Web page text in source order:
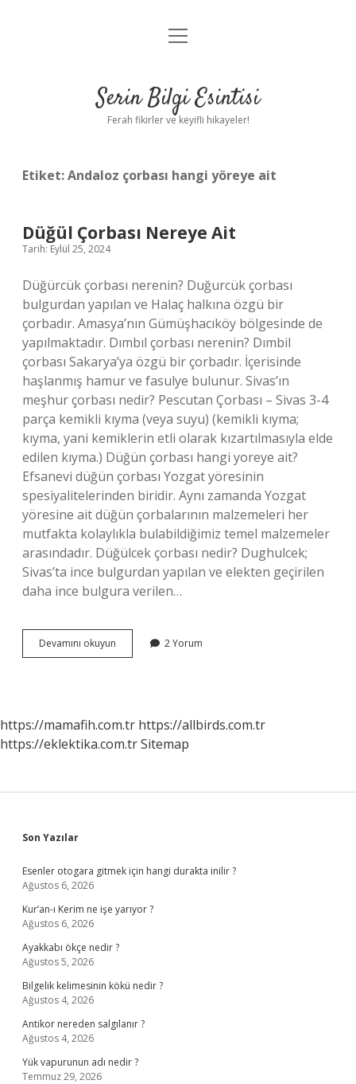
Anasayfa
Yasal Uyarı
menüyü
Serin Bilgi Esintisi
Ferah fikirler ve keyifli hikayeler!
Etiket:Andaloz çorbası hangi yöreye ait
Düğül Çorbası Nereye Ait
Tarih: Eylül 25, 2024
Düğürcük çorbası nerenin? Duğurcük çorbası
bulgurdan yapılan ve Halaç halkına özgü bir
çorbadır. Amasya’nın Gümüşhacıköy bölgesinde de
yapılmaktadır. Dımbıl çorbası nerenin? Dımbil
çorbası Sakarya’ya özgü bir çorbadır. İçerisinde
haşlanmış hamur ve fasulye bulunur. Sivas’ın
meşhur çorbası nedir? Pescutan Çorbası – Sivas 3-4
parça kemikli kıyma (veya suyu) (kemikli kıyma;
kıyma, yani kemiklerin etli olarak kızartılmasıyla elde
edilen kıyma.) Düğün çorbası hangi yoreye ait?
Efsanevi düğün çorbası Yozgat yöresinin
spesiyalitelerinden biridir. Aynı zamanda Yozgat
yöresine ait düğün çorbalarının malzemeleri her
mutfakta kolaylıkla bulabildiğimiz temel malzemeler
arasındadır. Düğülcek çorbası nedir? Dughulcek;
Sivas’ta ince bulgurdan yapılan ve elekten geçirilen
daha ince bulgura verilen…
Devamını okuyun
Çorbası
2 Yorum
https://mamafih.com.tr https://allbirds.com.tr
https://eklektika.com.trSitemap
Sidebar
Son Yazılar
Esenler otogara gitmek için hangi durakta inilir ?
Ağustos 6, 2026
Kur’an-ı Kerim ne işe yarıyor ?
Ağustos 6, 2026
Ayakkabı ökçe nedir ?
Ağustos 5, 2026
Bilgelik kelimesinin kökü nedir ?
Ağustos 4, 2026
Antikor nereden salgılanır ?
Ağustos 4, 2026
Yük vapurunun adı nedir ?
Temmuz 29, 2026